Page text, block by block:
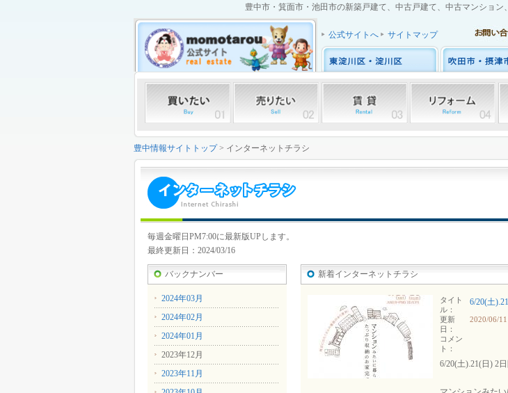
豊中市・箕面市・池田市の新築戸建て、中古戸建て、中古マンション
公式サイトへ サイトマップ
豊中情報サイトトップ> インターネットチラシ
毎週金曜日PM7:00に最新版UPします。
最終更新日：2024/03/16
バックナンバー
2024年03月
2024年02月
2024年01月
2023年12月
2023年11月
新着インターネットチラシ
タイト
ル：
6/20(土
更新
日：
2020/06/11
コメン
ト：
6/20(土).21(日) 2